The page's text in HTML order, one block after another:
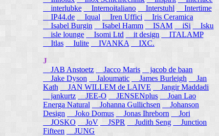
interlubke
Internoitaliano Interstuhl
Intertime
IP44.de
Iqual Iren Uffici
Iris Ceramica
Isabel Burgin
Isabel Hamm ISAM iSi Isku
isle lounge
Isomi Ltd it design
ITALAMP
Itlas
Iulite IVANKA IXC.
J
JAB Anstoetz
Jacco Maris
jacob de baan
Jake Dyson
Jaloumatic James Burleigh
Jan
Kath
JAN WILLEM de LAIVE
Jangir Maddadi
jankurtz JEE-O JENSENplus
Joan Lao
Energa Natural
Johanna Gullichsen
Johanson
Design
Joko Domus Jonas Ihreborn
Jori
JOSKO
JoV JSPR Judith Seng
Junction
Fifteen
JUNG